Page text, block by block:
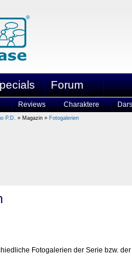
Forum
Reviews Charaktere
P.D. » Magazin » Fotogalerien
Fotogalerien der Serie bzw.